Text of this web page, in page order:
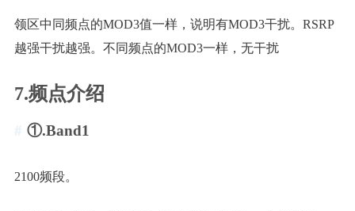
领区中同频点的MOD3值一样，说明有MOD3干扰。RSRP
越强干扰越强。不同频点的MOD3一样，无干扰
7.频点介绍
①.Band1
2100频段。